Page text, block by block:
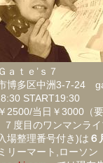
ｔｅ’ｓ７
中洲3-7-24
START19:30
当日￥3000（要
目のワンマンライ
整理番号付き)は
リーマート,ローソン